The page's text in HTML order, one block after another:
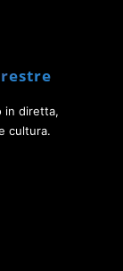
in diretta,
cultura.